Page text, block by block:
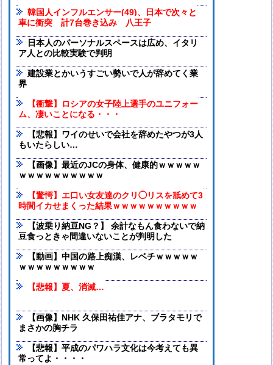
韓国人インフルエンサー(49)、日本で次々と
車に衝突 計7台巻き込み 八王子
日本人のパーソナルスペースは広め、イタリ
ア人との比較実験で判明
建設業とかいうすごい勢いで人が辞めてく業
界
【衝撃】ロシアの女子陸上選手のユニフォー
ム、凄いことになる・・・
【悲報】ワイのせいで会社を辞めたやつが3人
もいたらしい…
【画像】最近のJCの身体、健康的ｗｗｗｗｗ
ｗｗｗｗｗｗｗｗｗｗ
【驚愕】エ口い女友達のクリ◯リスを舐めて3
時間イカせまくった結果ｗｗｗｗｗｗｗｗｗｗ
【波乗り納豆NG？】 余計なもん食わないで納
豆食っときゃ間違いないことが判明した
【動画】中国の路上痴漢、レベチｗｗｗｗｗ
ｗｗｗｗｗｗｗｗｗ
【悲報】夏、消滅…
【画像】NHK 久保田祐佳アナ、ブラタモリで
まさかの胸チラ
【悲報】平成のパワハラ文化は今考えても異
常ってよ・・・・